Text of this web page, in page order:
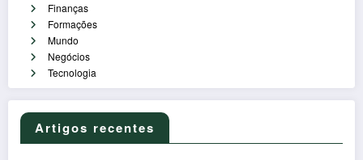
Finanças
Formações
Mundo
Negócios
Tecnologia
Artigos recentes